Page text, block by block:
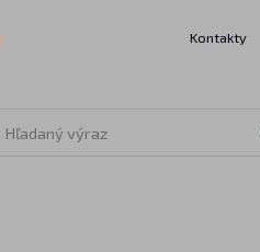
Kontakty